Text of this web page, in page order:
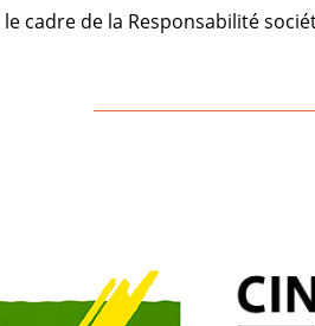
cadre de la Responsabilité